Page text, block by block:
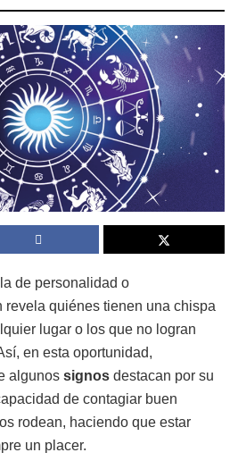
de personalidad o
revela quiénes tienen una chispa
lugar o los que no logran
en esta oportunidad,
algunos signos destacan por su
de contagiar buen
rodean, haciendo que estar
un placer.